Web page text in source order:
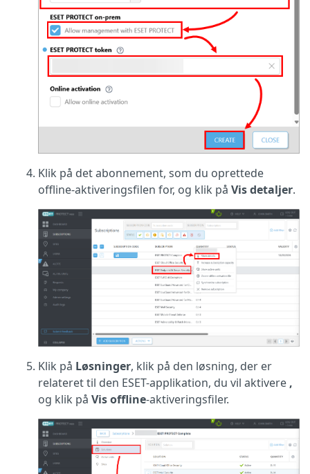
Klik på det abonnement, som du oprettede
offline-aktiveringsfilen for, og klik på Vis detaljer.
Klik på Løsninger, klik på den løsning, der er
relateret til den ESET-applikation, du vil aktivere ,
og klik på Vis offline-aktiveringsfiler.